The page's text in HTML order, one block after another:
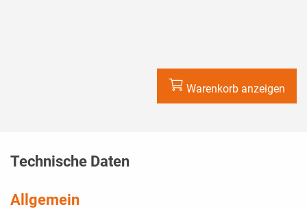
Warenkorb anzeigen
Technische Daten
Allgemein